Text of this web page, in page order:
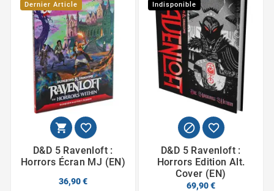
Dernier Article
 
D&D 5 Ravenloft :
Horrors Écran MJ (EN)
36,90 €
Indisponible
 
D&D 5 Ravenloft :
Horrors Edition Alt.
Cover (EN)
69,90 €